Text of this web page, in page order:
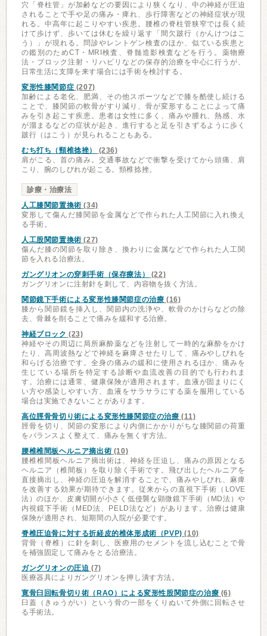
穴「脊柱管」が加齢などの要因により狭くなり、中の神経が圧迫
されることで手や足の痛み・痺れ、歩行障害などの神経症状が現
れる。中高年に起こりやすい疾患。腰椎の脊柱管狭窄では長く続
けて歩けず、歩いては休むを繰り返す「間欠跛行（かんけつはこ
う）」が現れる。問診やレントゲン検査のほか、似ている疾患と
の鑑別のためCT・MRI検査、脊髄造影検査などを行う。薬物療
法・ブロック注射・リハビリなどの保存的治療を中心に行うが、
日常生活に支障を来す場合には手術を検討する。
変形性膝関節症 (207)
加齢による老化、肥満、その他スポーツなどで膝を酷使し続ける
ことで、膝関節の軟骨がすり減り、骨が変形することによって痛
みを引き起こす疾患。患者は女性に多く、痛みや腫れ、熱感、水
が溜まるなどの症状が起き、進行すると足を引きずるように歩く
跛行（はこう）が見られることもある。
むち打ち（頸椎捻挫）
(236)
肩がこる、首の痛み。交通事故などで衝撃を受けてから頭痛、肩
こり、腕のしびれが起こる。頸椎捻挫。
診療・治療法
人工膝関節置換術 (34)
変形して傷んだ膝関節を金属などで作られた人工関節に入れ換え
る手術。
人工股関節置換術 (27)
傷んだ膝の関節を取り除き、換わりに金属などで作られた人工関
節を入れる治療法。
ガングリオンの穿刺手術（保存療法）
(22)
ガングリオンに注射針を刺して、内容物を抜く方法。
関節鏡下手術による変形性膝関節症の治療 (16)
膝から関節鏡を挿入し、関節内の洗浄や、軟骨のかけらなどの除
去、骨棘を削ることで痛みを緩和する治療。
神経ブロック (23)
神経やその周辺に局所麻酔薬などを注射して一時的な麻酔をかけ
たり、高周波熱などで神経を麻痺させたりして、痛みやしびれを
和らげる治療です。全身の痛みの緩和に使用されるほか、痛みを
生じている場所を特定する診断や血流改善の目的でも行われま
す。治療には通常、健康保険が適用されます。血液が固まりにく
い方や感染しやすい方、血液をサラサラにする薬を服用している
場合は実施できないことがあります。
高位脛骨骨切り術による変形性膝関節症の治療 (11)
脛骨を切り、関節の変形により内側にかかりがちな膝関節の荷重
をバランスよく整えて、痛みを無くす方法。
腰椎椎間板ヘルニア摘出術 (10)
腰椎椎間板ヘルニア摘出術は、神経を圧迫し、痛みの原因となる
ヘルニア（椎間板）を取り除く手術です。飛び出したヘルニアを
直接摘出し、神経の圧迫を解消することで、痛みやしびれ、麻痺
を改善する効果が期待できます。従来からの直視下手術（LOVE
法）のほか、皮膚切開が小さく低侵襲な顕微鏡下手術（MD法）や
内視鏡下手術（MED法、PELD法など）があります。治療は健康
保険が適用され、短期間の入院が必要です。
脊椎圧迫骨に対する折経皮的椎体形成術（PVP) (10)
背骨（脊椎）に針を刺し、医療用のセメントを流し込むことで骨
を補強固定して痛みをとる治療法。
ガングリオンの圧迫 (7)
医療器具によりガングリオンを押し潰す方法。
寛骨臼回転骨切り術（RAO）による変形性股関節症の治療 (6)
臼蓋（きゅうがい）という骨の一部をくりぬいて外側に回転させ
る手術法。